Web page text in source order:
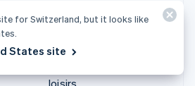
Économie des créateurs
Jeux
loisirs
for Switzerland, but it looks like
States site